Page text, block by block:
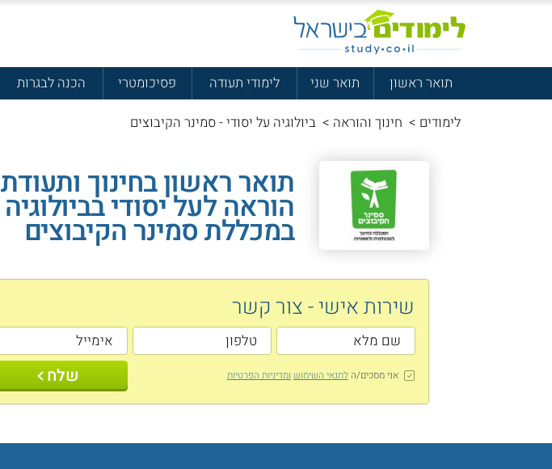
תואר ראשון תואר שני לימודי תעודה פסיכומטרי הכנה לבגרות
לימודים > חינוך והוראה > ביולוגיה על יסודי - סמינר הקיבוצים
תואר ראשון בחינוך ותעודת
הוראה לעל יסודי בביולוגיה
במכללת סמינר הקיבוצים
שירות אישי - צור קשר
אני מסכים/הלתנאי השימוש ומדיניות הפרטיות שלח